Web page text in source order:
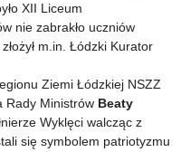
XII Liceum
nie zabrakło uczniów
m.in. Łódzki Kurator
Ziemi Łódzkiej NSZZ
Rady Ministrów Beaty
Wyklęci walcząc z
się symbolem patriotyzmu